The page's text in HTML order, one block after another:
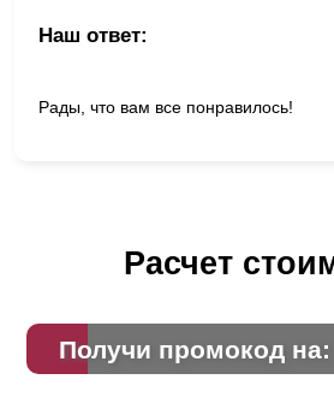
Наш ответ:
Рады, что вам все понравилось!
Расчет
Получи промокод на: